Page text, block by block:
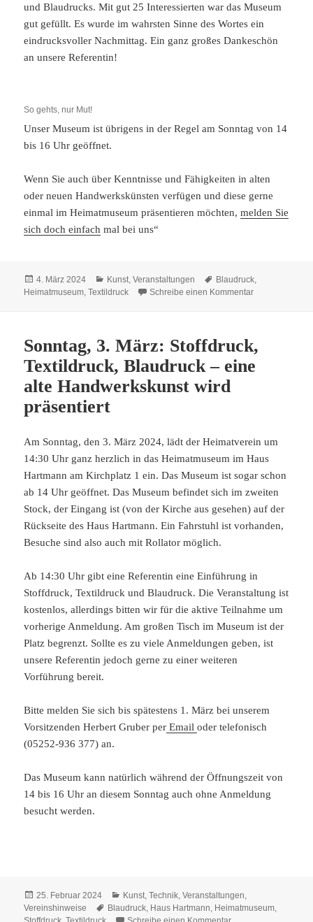
und Blaudrucks. Mit gut 25 Interessierten war das Museum
gut gefüllt. Es wurde im wahrsten Sinne des Wortes ein
eindrucksvoller Nachmittag. Ein ganz großes Dankeschön
an unsere Referentin!
So gehts, nur Mut!
Unser Museum ist übrigens in der Regel am Sonntag von 14
bis 16 Uhr geöffnet.
Wenn Sie auch über Kenntnisse und Fähigkeiten in alten
oder neuen Handwerkskünsten verfügen und diese gerne
einmal im Heimatmuseum präsentieren möchten,melden Sie
sich doch einfach mal bei uns“
Veröffentlicht
am
4. März 2024 Kategorien
Kunst,Veranstaltungen Schlagwörter
Blaudruck,
Heimatmuseum,Textildruck Schreibe einen Kommentarzu
Sonntag, 3. März: Stoffdruck,
Textildruck, Blaudruck – eine
alte Handwerkskunst wird
präsentiert
Am Sonntag, den 3. März 2024, lädt der Heimatverein um
14:30 Uhr ganz herzlich in das Heimatmuseum im Haus
Hartmann am Kirchplatz 1 ein. Das Museum ist sogar schon
ab 14 Uhr geöffnet. Das Museum befindet sich im zweiten
Stock, der Eingang ist (von der Kirche aus gesehen) auf der
Rückseite des Haus Hartmann. Ein Fahrstuhl ist vorhanden,
Besuche sind also auch mit Rollator möglich.
Ab 14:30 Uhr gibt eine Referentin eine Einführung in
Stoffdruck, Textildruck und Blaudruck. Die Veranstaltung ist
kostenlos, allerdings bitten wir für die aktive Teilnahme um
vorherige Anmeldung. Am großen Tisch im Museum ist der
Platz begrenzt. Sollte es zu viele Anmeldungen geben, ist
unsere Referentin jedoch gerne zu einer weiteren
Vorführung bereit.
Bitte melden Sie sich bis spätestens 1. März bei unserem
Vorsitzenden Herbert Gruber per Emailoder telefonisch
(05252-936 377) an.
Das Museum kann natürlich während der Öffnungszeit von
14 bis 16 Uhr an diesem Sonntag auch ohne Anmeldung
besucht werden.
Veröffentlicht
am
25. Februar 2024 Kategorien
Kunst ,Technik ,Veranstaltungen
Vereinshinweise
Schlagwörter
Blaudruck Haus Hartmann Heimatmuseum
zu Sonntag, 3. März: